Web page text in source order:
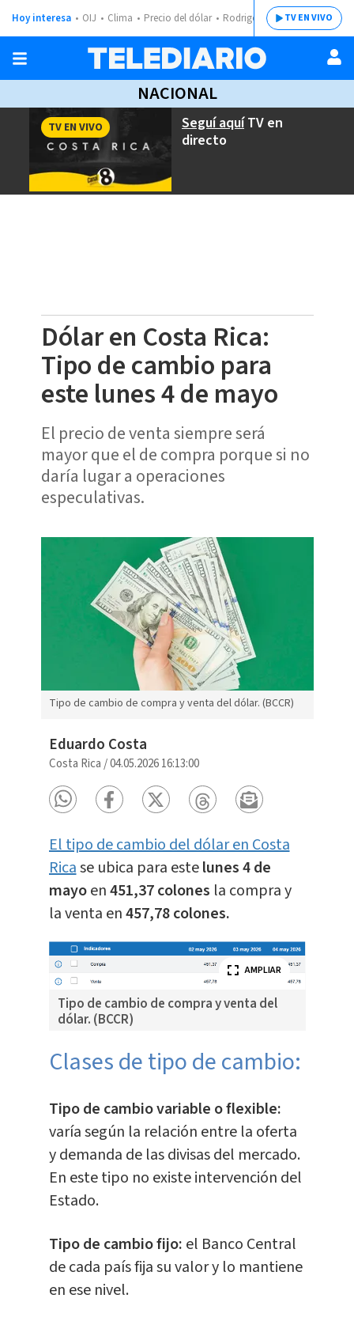
Hoy interesa OIJ Clima Precio del dólar Rodrigo ChavesTV EN VIVO
NACIONAL
Seguí aquíTV en
directo
TV EN VIVO
Dólar en Costa Rica:
Tipo de cambio para
este lunes 4 de mayo
El precio de venta siempre será
mayor que el de compra porque si no
daría lugar a operaciones
especulativas.
Tipo de cambio de compra y venta del dólar. (BCCR)
Eduardo Costa
Costa Rica /04.05.2026 16:13:00
El tipo de cambio del dólar en Costa
Ricase ubica para estelunes 4 de
mayoen451,37 colones la compra y
la venta en457,78 colones.
Tipo de cambio de compra y venta del
dólar. (BCCR)
AMPLIAR
Clases de tipo de cambio:
Tipo de cambio variable o flexible:
varía según la relación entre la oferta
y demanda de las divisas del mercado.
En este tipo no existe intervención del
Estado.
Tipo de cambio fijo: el Banco Central
de cada país fija su valor y lo mantiene
en ese nivel.